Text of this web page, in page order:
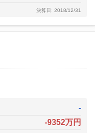
決算日: 2018/12/31
-
-9352万円